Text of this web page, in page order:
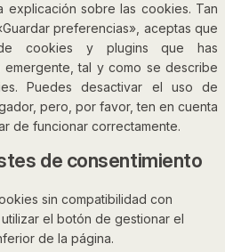
explicación sobre las cookies. Tan
preferencias», aceptas que
cookies y plugins que has
tal y como se describe
Puedes desactivar el uso de
pero, por favor, ten en cuenta
de funcionar correctamente.
de consentimiento
sin compatibilidad con
el botón de gestionar el
de la página.